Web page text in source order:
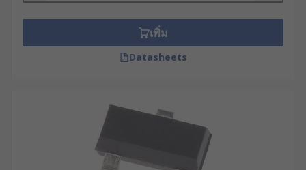
เพิ่ม
Datasheets